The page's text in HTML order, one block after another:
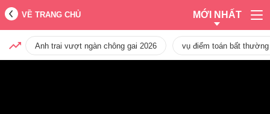
VỀ TRANG CHỦ MỚI NHẤT
Anh trai vượt ngàn chông gai 2026 vụ điểm toán bất